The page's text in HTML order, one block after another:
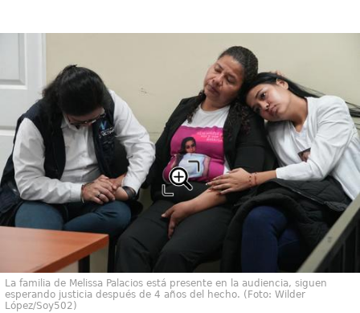
La familia de Melissa Palacios está presente en la audiencia, siguen
esperando justicia después de 4 años del hecho. (Foto: Wilder
López/Soy502)